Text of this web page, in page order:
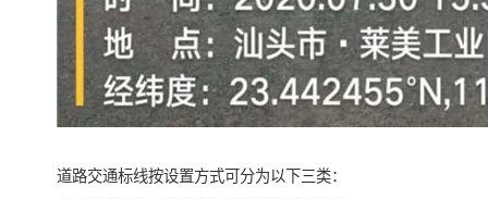
道路交通标线按设置方式可分为以下三类：